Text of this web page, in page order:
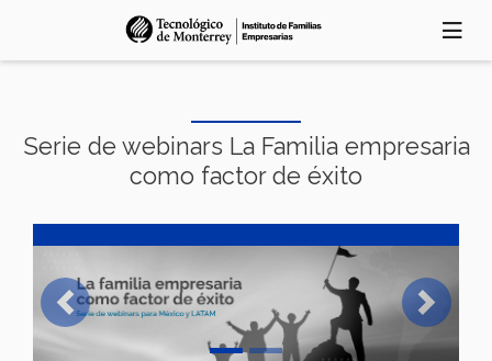
Serie de webinars La Familia empresaria
como factor de éxito
Previous Next